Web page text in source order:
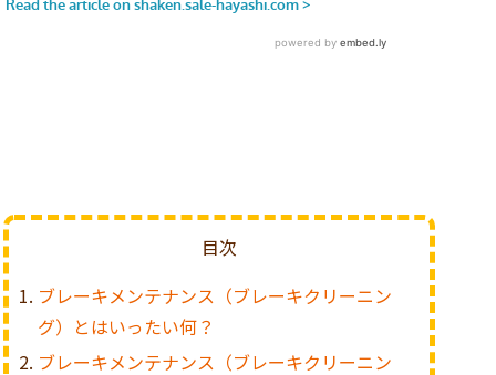
目次
ブレーキメンテナンス（ブレーキクリーニン
グ）とはいったい何？
ブレーキメンテナンス（ブレーキクリーニン